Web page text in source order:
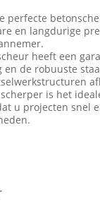
perfecte
en langdurige
heeft een
en de robuuste
is het
u projecten snel